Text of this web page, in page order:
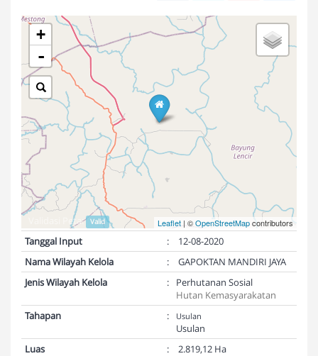
+
-
Leaflet | ©OpenStreetMapcontributors
Validasi Peta: Valid
Tanggal Input :
12-08-2020
Nama Wilayah Kelola
:
GAPOKTAN MANDIRI JAYA
Jenis Wilayah Kelola
:
Perhutanan Sosial
Hutan Kemasyarakatan
Tahapan
: Usulan
Usulan
Luas
:
2.819,12 Ha